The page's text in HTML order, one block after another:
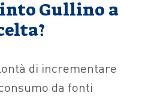
Gullino a
di incrementare
da fonti